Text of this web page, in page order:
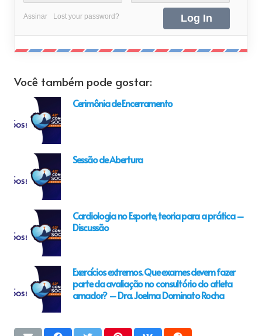
Assinar Lost your password?
Você também pode gostar:
Cerimônia de Encerramento
Sessão de Abertura
Cardiologia no Esporte, teoria para a prática –
Discussão
Exercícios extremos. Que exames devem fazer
parte da avaliação no consultório do atleta
amador? – Dra. Joelma Dominato Rocha